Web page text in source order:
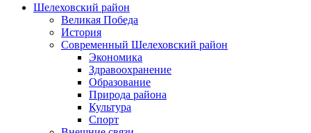
Шелеховский район
Великая Победа
История
Современный Шелеховский район
Экономика
Здравоохранение
Образование
Природа района
Культура
Спорт